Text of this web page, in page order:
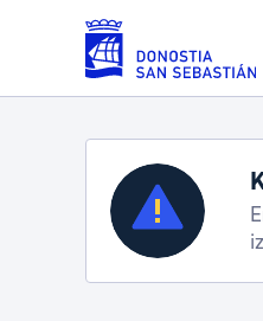
Eduki nagusira joan
Zerbitzuak
Errolda eta